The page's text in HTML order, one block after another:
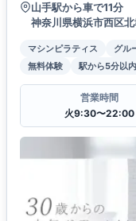
山手駅から車で11分
神奈川県横浜市西区
マシンピラティス グル
無料体験
駅から5分以内
営業時間
火9:30〜22:00